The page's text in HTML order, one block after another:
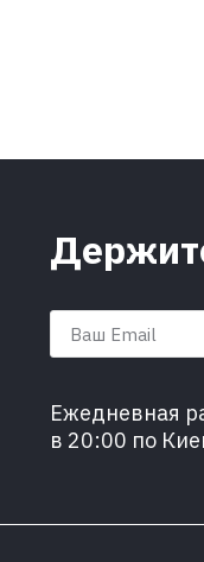
Ежедневная
в 20:00 по